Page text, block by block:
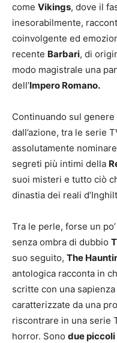
come Vikings, dove il
inesorabilmente,
coinvolgente ed
recente Barbari, di
modo magistrale una
dell’Impero Romano.
Continuando sul
dall’azione, tra le serie
assolutamente nominare
segreti più intimi della
suoi misteri e tutto ciò
dinastia dei reali
Tra le perle, forse un
senza ombra di dubbio
suo seguito, The
antologica racconta in
scritte con una
caratterizzate da una
riscontrare in una serie
horror. Sono due